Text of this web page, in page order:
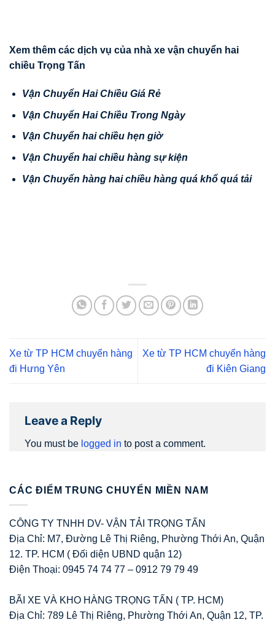
Xem thêm các d ịch vụ của nhà xe vận chuyển hai
chiều Trọng Tấn
Vận Chuyển Hai Chiều Giá Rẻ
Vận Chuyển Hai Chiều Trong Ngày
Vận Chuyển hai chiều hẹn giờ
Vận Chuyển hai chiều hàng sựkiện
Vận Chuyển hàng hai chiều hàng quá khổquá tải
Xe từ TP HCM chuyển hàng
đi Hưng Yên
Xe từ TP HCM chuyển hàng
đi Kiên Giang
Leave a Reply
You must be logged in to post a comment.
CÁC ĐIỂM TRUNG CHUYỂN MIỀN NAM
CÔNG TY TNHH DV- VẬN TẢI TRỌNG TẤN
Địa Chỉ: M7, Đường Lê Thị Riêng, Phường Thới An, Quận
12. TP. HCM ( Đối diện UBND quận 12)
Điện Thoại: 0945 74 74 77 – 0912 79 79 49
BÃI XE VÀ KHO HÀNG TRỌNG TẤN ( TP. HCM)
Địa Chỉ: 789 Lê Thị Riêng, Phường Thới An, Quận 12, TP.